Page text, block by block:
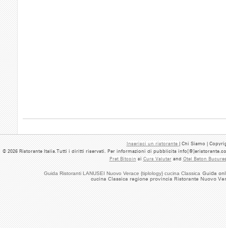
Guida Ristoranti LANUSEI Nuovo Verace {tiplology} cucina Classica Guida
cucina Classica regione provincia Ristorante Nuovo
Inserisci un ristorante | Chi Siamo |
© 2026 Ristorante Italia.Tutti i diritti riservati. Per informazioni di pubblicita
Pret BitcoinsiCurs ValutarandOtel Beton